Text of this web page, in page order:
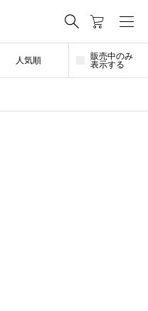
人気順
販売中のみ
表示する